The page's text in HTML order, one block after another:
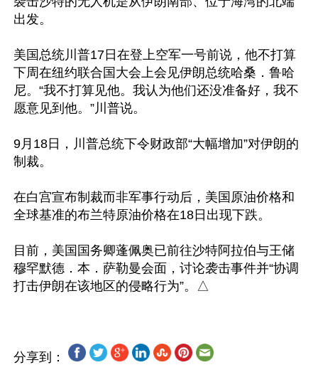
出发。
美国总统川普17日在登上空军一号前说，他不打算
下周在纽约联合国大会上会见伊朗总统哈桑．鲁哈
尼。“我不打算见他。我认为他们还没准备好，我不
愿意见到他。”川普说。
9月18日，川普总统下令财政部“大幅增加”对伊朗的
制裁。
在白宫宣布制裁而非军事行动后，美国原油价格和
全球基准的布兰特原油价格在18日出现下跌。
目前，美国国务卿蓬佩奥已前往沙特阿拉伯与王储
穆罕默德．本．萨勒曼会面，讨论袭击事件并“协调
分享到：